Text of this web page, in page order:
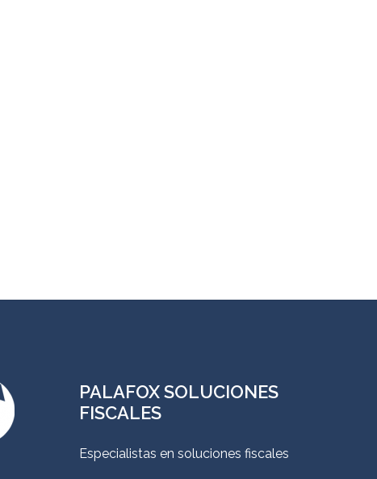
PALAFOX SOLUCIONES
FISCALES
Especialistas en soluciones fiscales